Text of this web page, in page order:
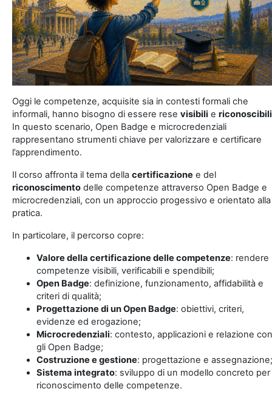
Oggi le competenze, acquisite sia in contesti formali che
informali, hanno bisogno di essere rese visibili e riconoscibili
In questo scenario, Open Badge e microcredenziali
rappresentano strumenti chiave per valorizzare e certificare
l’apprendimento.
Il corso affronta il tema della certificazione e del
riconoscimento delle competenze attraverso Open Badge e
microcredenziali, con un approccio progessivo e orientato alla
pratica.
In particolare, il percorso copre:
Valore della certificazione delle competenze: rendere
competenze visibili, verificabili e spendibili;
Open Badge: definizione, funzionamento, affidabilità e
criteri di qualità;
Progettazione di un Open Badge: obiettivi, criteri,
evidenze ed erogazione;
Microcredenziali: contesto, applicazioni e relazione con
gli Open Badge;
Costruzione e gestione: progettazione e assegnazione;
Sistema integrato: sviluppo di un modello concreto per
riconoscimento delle competenze.